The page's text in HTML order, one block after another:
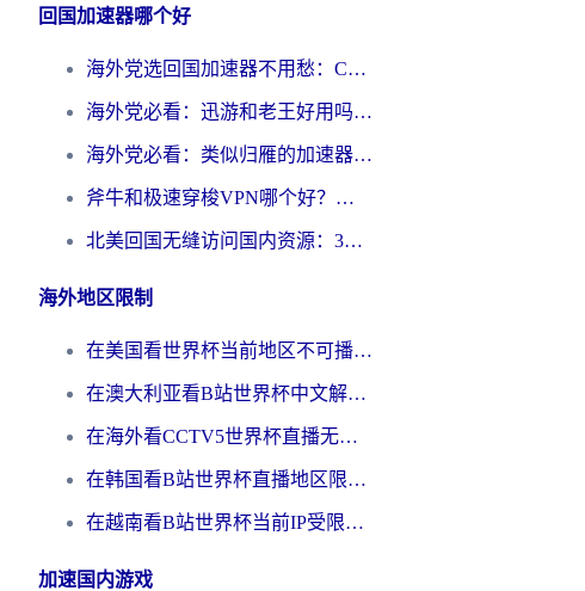
回国加速器哪个好
海外党选回国加速器不用愁：ChickCN和洞见哪个好？一篇搞定所有疑问
海外党必看：迅游和老王好用吗？3分钟选对加速国内网络的加速器
海外党必看：类似归雁的加速器怎么选？一篇搞定无缝访问国内资源
斧牛和极速穿梭VPN哪个好？海外党选回国加速器必看的真实对比与避坑指南
北美回国无缝访问国内资源：3年海外党亲测的加速器选择指南
海外地区限制
在美国看世界杯当前地区不可播放？海外党体育观赛终极指南来了！
在澳大利亚看B站世界杯中文解说仅限中国大陆？这篇指南帮你打破限制看遍赛事
在海外看CCTV5世界杯直播无法播放？这篇指南让你和国内球迷同步呐喊
在韩国看B站世界杯直播地区限制？这篇指南让你告别“当前地区不可播放”
在越南看B站世界杯当前IP受限制？海外党体育观赛终极指南来了
加速国内游戏